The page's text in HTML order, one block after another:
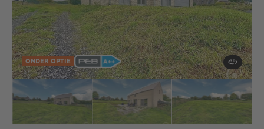
ONDER OPTIE